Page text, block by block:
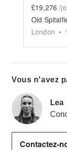
£19,276 /
London •
Vous n'avez
Lea
Contactez-